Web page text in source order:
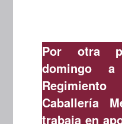
Por otra
domingo
Regimiento
Caballería
trabaja en